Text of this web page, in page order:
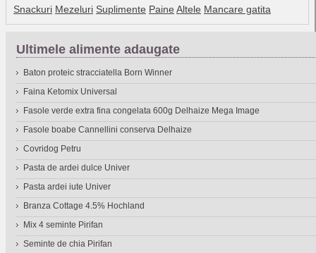
Snackuri Mezeluri Suplimente Paine Altele Mancare gatita
Ultimele alimente adaugate
Baton proteic stracciatella Born Winner
Faina Ketomix Universal
Fasole verde extra fina congelata 600g Delhaize Mega Image
Fasole boabe Cannellini conserva Delhaize
Covridog Petru
Pasta de ardei dulce Univer
Pasta ardei iute Univer
Branza Cottage 4.5% Hochland
Mix 4 seminte Pirifan
Seminte de chia Pirifan